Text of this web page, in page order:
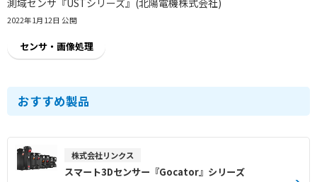
測域センサ『USTシリーズ』(北陽電機株式会社)
2022年1月12日 公開
センサ・画像処理
おすすめ製品
株式会社リンクス
スマート3Dセンサー『Gocator』シリーズ